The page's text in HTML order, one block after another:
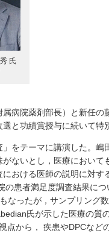
氏
病院薬剤部長）と新任の
と功績賞授与に続いて特
をテーマに講演した。嶋
ないとし，医療において
おける医師の説明に対す
患者満足度調査結果に
なったが，サンプリング
氏が示した医療の質
から， 疾患やDPCなど